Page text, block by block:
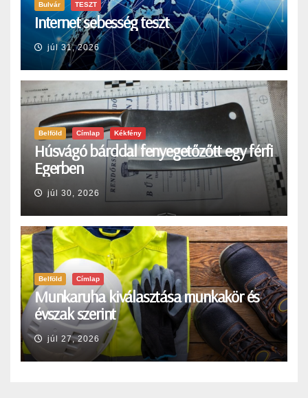
Bulvár TESZT
Internet sebesség teszt
júl 31, 2026
Belföld Címlap Kékfény
Húsvágó bárddal fenyegetőzőtt egy férfi
Egerben
júl 30, 2026
Belföld Címlap
Munkaruha kiválasztása munkakör és
évszak szerint
júl 27, 2026